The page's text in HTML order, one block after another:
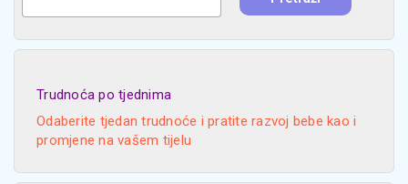
Trudnoća po tjednima
Odaberite tjedan trudnoće i pratite razvoj bebe kao i
promjene na vašem tijelu